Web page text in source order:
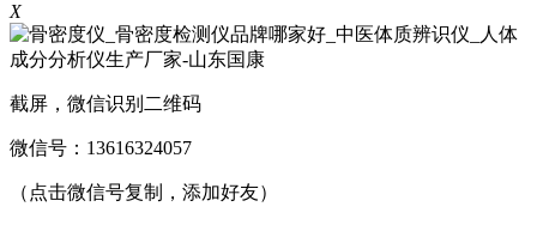
X
截屏，微信识别二维码
微信号： 13616324057
（点击微信号复制，添加好友）